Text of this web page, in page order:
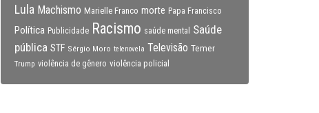
Lula Machismo Marielle Franco morte Papa Francisco
Política Publicidade Racismo saúde mental
Saúde
pública STF Sérgio Moro telenovela Televisão Temer
Trump violência de gênero violência policial